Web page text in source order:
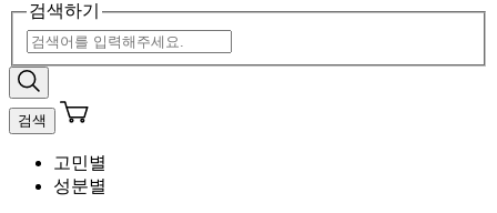
검색하기
검색
고민별
성분별